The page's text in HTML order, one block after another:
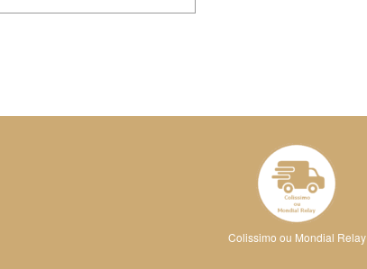
Colissimo ou Mondial Relay